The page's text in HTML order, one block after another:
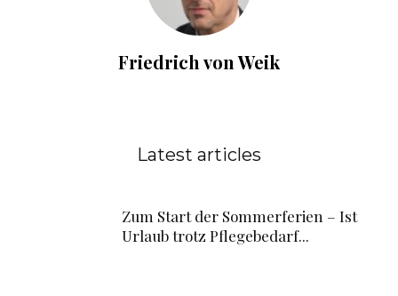
Friedrich von Weik
Latest articles
Zum Start der Sommerferien – Ist
Urlaub trotz Pflegebedarf...